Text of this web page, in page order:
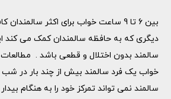
بین 6 تا 9 ساعت خواب برای اکثر
دیگری که به حافظه سالمندان کمک می
سالمند بدون اختلال و قطعی باشد .
خواب یک فرد سالمند بیش از چند بار در شب
سالمند نمی تواند تمرکز خود را به هنگام